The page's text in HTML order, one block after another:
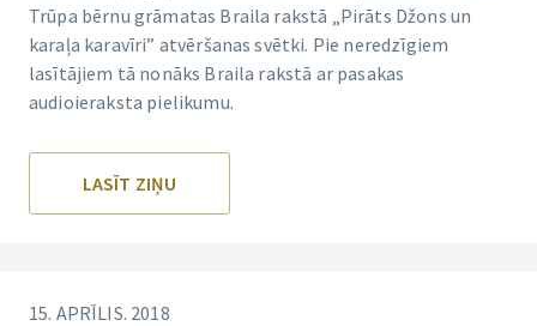
Trūpa bērnu grāmatas Braila rakstā „Pirāts Džons un
karaļa karavīri” atvēršanas svētki. Pie neredzīgiem
lasītājiem tā nonāks Braila rakstā ar pasakas
audioieraksta pielikumu.
LASĪT ZIŅU
15. APRĪLIS. 2018